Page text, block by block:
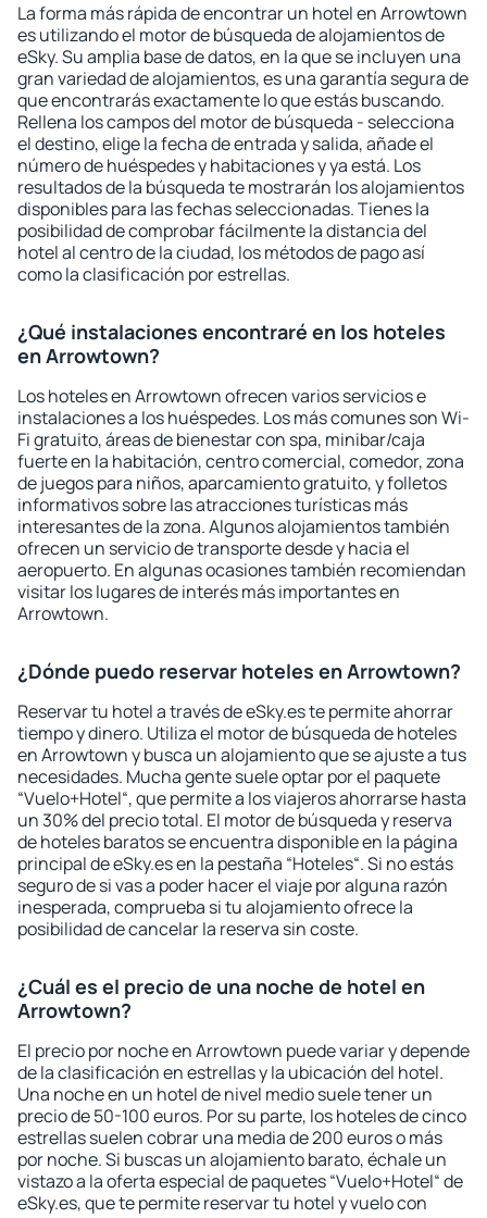
La forma más rápida de encontrar un hotel en Arrowtown
es utilizando el motor de búsqueda de alojamientos de
eSky. Su amplia base de datos, en la que se incluyen una
gran variedad de alojamientos, es una garantía segura de
que encontrarás exactamente lo que estás buscando.
Rellena los campos del motor de búsqueda - selecciona
el destino, elige la fecha de entrada y salida, añade el
número de huéspedes y habitaciones y ya está. Los
resultados de la búsqueda te mostrarán los alojamientos
disponibles para las fechas seleccionadas. Tienes la
posibilidad de comprobar fácilmente la distancia del
hotel al centro de la ciudad, los métodos de pago así
como la clasificación por estrellas.
¿Qué instalaciones encontraré en los hoteles
en Arrowtown?
Los hoteles en Arrowtown ofrecen varios servicios e
instalaciones a los huéspedes. Los más comunes son Wi-
Fi gratuito, áreas de bienestar con spa, minibar/caja
fuerte en la habitación, centro comercial, comedor, zona
de juegos para niños, aparcamiento gratuito, y folletos
informativos sobre las atracciones turísticas más
interesantes de la zona. Algunos alojamientos también
ofrecen un servicio de transporte desde y hacia el
aeropuerto. En algunas ocasiones también recomiendan
visitar los lugares de interés más importantes en
Arrowtown.
¿Dónde puedo reservar hoteles en Arrowtown?
Reservar tu hotel a través de eSky.es te permite ahorrar
tiempo y dinero. Utiliza el motor de búsqueda de hoteles
en Arrowtown y busca un alojamiento que se ajuste a tus
necesidades. Mucha gente suele optar por el paquete
“Vuelo+Hotel“, que permite a los viajeros ahorrarse hasta
un 30% del precio total. El motor de búsqueda y reserva
de hoteles baratos se encuentra disponible en la página
principal de eSky.es en la pestaña “Hoteles“. Si no estás
seguro de si vas a poder hacer el viaje por alguna razón
inesperada, comprueba si tu alojamiento ofrece la
posibilidad de cancelar la reserva sin coste.
¿Cuál es el precio de una noche de hotel en
Arrowtown?
El precio por noche en Arrowtown puede variar y depende
de la clasificación en estrellas y la ubicación del hotel.
Una noche en un hotel de nivel medio suele tener un
precio de 50-100 euros. Por su parte, los hoteles de cinco
estrellas suelen cobrar una media de 200 euros o más
por noche. Si buscas un alojamiento barato, échale un
vistazo a la oferta especial de paquetes “Vuelo+Hotel“ de
eSky.es, que te permite reservar tu hotel y vuelo con